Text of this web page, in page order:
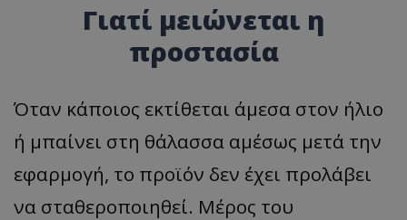
Γιατί μειώνεται η
προστασία
Όταν κάποιος εκτίθεται άμεσα στον ήλιο
ή μπαίνει στη θάλασσα αμέσως μετά την
εφαρμογή, το προϊόν δεν έχει προλάβει
να σταθεροποιηθεί. Μέρος του